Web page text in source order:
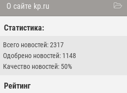
О сайте kp.ru
Статистика:
Всего новостей: 2317
Одобрено новостей: 1148
Качество новостей: 50%
Рейтинг